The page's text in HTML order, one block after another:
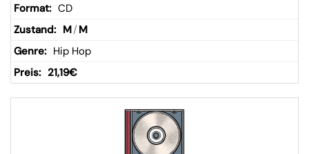
CD
M/ M
Hip Hop
21,19€